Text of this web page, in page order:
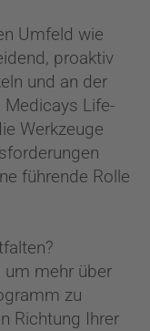
Umfeld wie
proaktiv
und an der
Medicays Life-
Werkzeuge
führende Rolle
um mehr über
zu
Richtung Ihrer